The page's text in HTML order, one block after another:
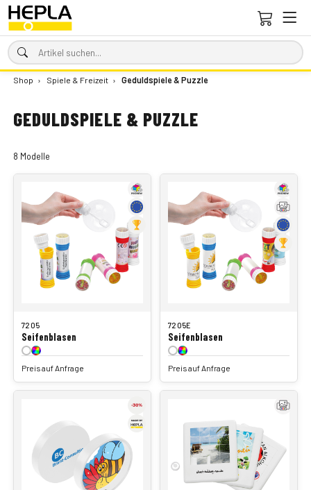
Shop › Spiele & Freizeit › Geduldspiele & Puzzle
GEDULDSPIELE & PUZZLE
8 Modelle
7205
Seifenblasen
Preis auf Anfrage
7205E
Seifenblasen
Preis auf Anfrage